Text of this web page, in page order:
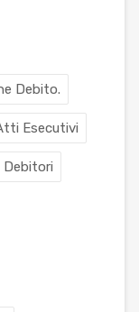
Debito.
Esecutivi
Debitori